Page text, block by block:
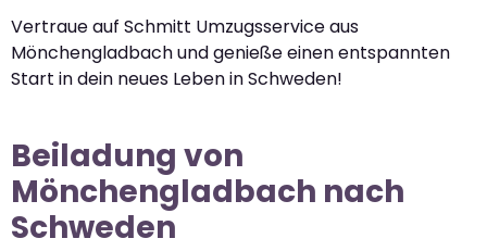
Vertraue auf Schmitt Umzugsservice aus
Mönchengladbach und genieße einen entspannten
Start in dein neues Leben in Schweden!
Beiladung von
Mönchengladbach nach
Schweden